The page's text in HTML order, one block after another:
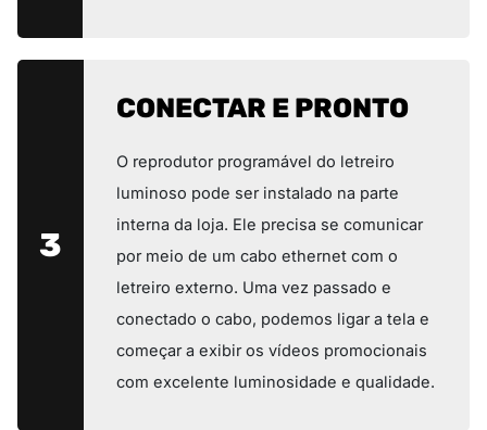
3
CONECTAR E PRONTO
O reprodutor programável do letreiro
luminoso pode ser instalado na parte
interna da loja. Ele precisa se comunicar
por meio de um cabo ethernet com o
letreiro externo. Uma vez passado e
conectado o cabo, podemos ligar a tela e
começar a exibir os vídeos promocionais
com excelente luminosidade e qualidade.